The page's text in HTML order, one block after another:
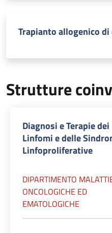
Trapianto allogenico
Strutture
Diagnosi e Terapie dei
Linfomi e delle
Linfoproliferative
DIPARTIMENTO
ONCOLOGICHE ED
EMATOLOGICHE